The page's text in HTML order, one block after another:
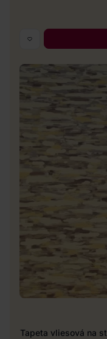
Tapeta vliesová na